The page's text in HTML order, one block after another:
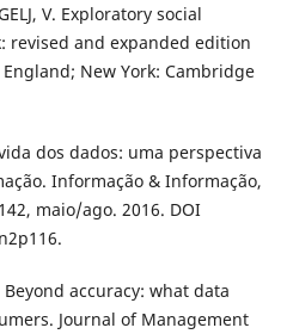
V. Exploratory social
revised and expanded edition
New York: Cambridge
vida dos dados: uma perspectiva
Informação & Informação,
maio/ago. 2016. DOI
Beyond accuracy: what data
Journal of Management